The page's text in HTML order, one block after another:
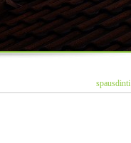
spausdinti